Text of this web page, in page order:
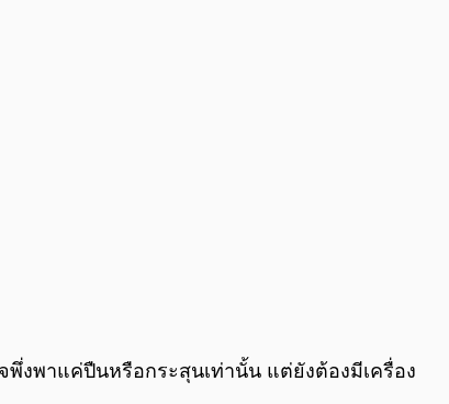
งพาแค่ปืนหรือกระสุนเท่านั้น แต่ยังต้องมีเครื่อง